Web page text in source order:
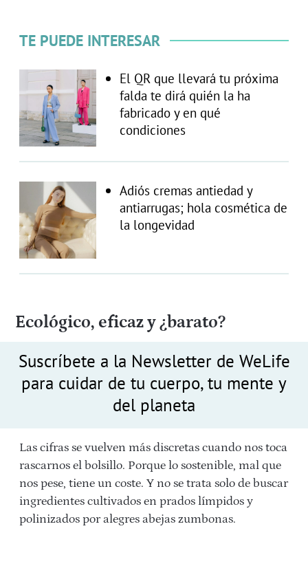
TE PUEDE INTERESAR
El QR que llevará tu próxima
falda te dirá quién la ha
fabricado y en qué
condiciones
Adiós cremas antiedad y
antiarrugas; hola cosmética de
la longevidad
Ecológico, eficaz y ¿barato?
Suscríbete a la Newsletter de WeLife
para cuidar de tu cuerpo, tu mente y
del planeta
Las cifras se vuelven más discretas cuando nos toca
rascarnos el bolsillo. Porque lo sostenible, mal que
nos pese, tiene un coste. Y no se trata solo de buscar
ingredientes cultivados en prados límpidos y
polinizados por alegres abejas zumbonas.